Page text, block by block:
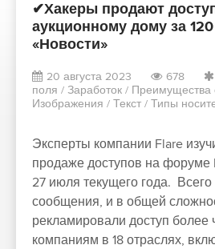
✔Хакеры продают
аукционному дому за
«Новости»
20 августа 2023 678
поля / Заработок / Преимущества
Изображения / Текст / Типы
Эксперты компании Flare
продаже доступов на форуме
27 июля текущего года.
сообщения, и в общей
рекламировали доступ более
компаниям в 18 отраслях,